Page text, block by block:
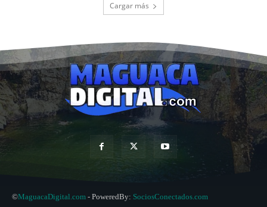
Cargar más
©MaguacaDigital.com - PoweredBy: SociosConectados.com